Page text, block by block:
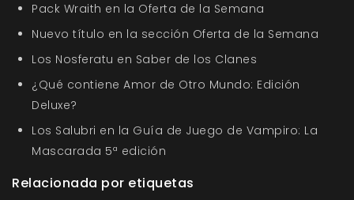
Pack Wraith en la Oferta de la Semana
Nuevo título en la sección Oferta de la Semana
Los Nosferatu en Saber de los Clanes
¿Qué contiene Amor de Otro Mundo: Edición
Deluxe?
Los Salubri en la Guía de Juego de Vampiro: La
Mascarada 5ª edición
Relacionada por etiquetas